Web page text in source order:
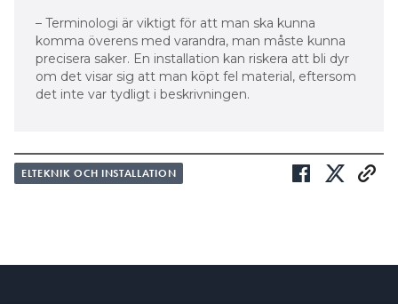
– Terminologi är viktigt för att man ska kunna
komma överens med varandra, man måste kunna
precisera saker. En installation kan riskera att bli dyr
om det visar sig att man köpt fel material, eftersom
det inte var tydligt i beskrivningen.
ELTEKNIK OCH INSTALLATION